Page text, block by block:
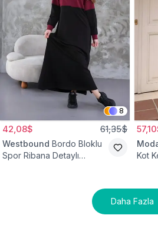
8
42,08$ 61,35$
Westbound Bordo Bloklu
Spor Ribana Detaylı
Kot
Daha Fazla